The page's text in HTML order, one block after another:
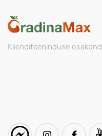
Klienditeeninduse osakond